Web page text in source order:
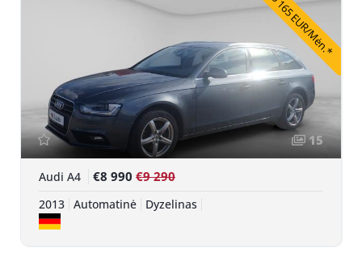
Nuo 165 EUR/Mėn.*
15
Audi A4 €8 990 €9 290
2013 Automatinė Dyzelinas